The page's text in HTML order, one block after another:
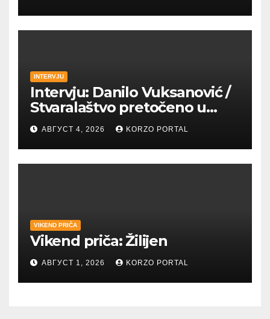
petrovaradinskom Podgrađu
INTERVJU
Intervju: Danilo Vuksanović /
Stvaralaštvo pretočeno u
umetnost i reči
АВГУСТ 4, 2026 KORZO PORTAL
VIKEND PRIČA
Vikend priča: Žilijen
АВГУСТ 1, 2026 KORZO PORTAL